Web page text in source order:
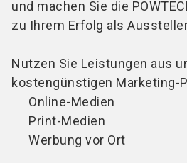
Personalisierbare Social
Online-Werbemittel:
Nutzung von Digital
Anzeigen, Textmuster,
Grafiken usw.) der
Kostenfreie Gutschein-
elektronische
und machen Sie die
zu Ihrem Erfolg als
Nutzen Sie Leistungen aus
kostengünstigen Marketing-
Online-Medien
Print-Medien
Werbung vor Ort